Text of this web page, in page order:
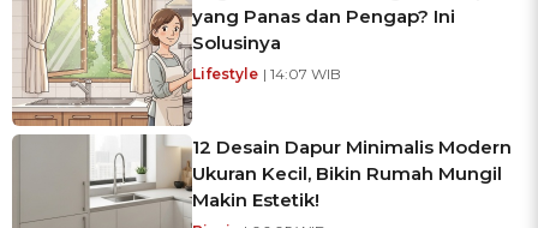
yang Panas dan Pengap? Ini
Solusinya
Lifestyle | 14:07 WIB
12 Desain Dapur Minimalis Modern
Ukuran Kecil, Bikin Rumah Mungil
Makin Estetik!